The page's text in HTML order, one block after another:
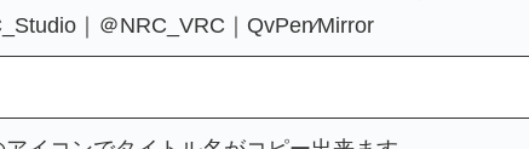
｜＠NRC_VRC｜QvPen⁄Mirror